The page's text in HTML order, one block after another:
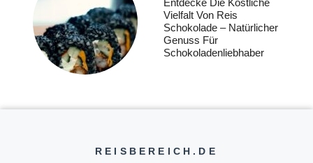
Vielfalt Von Reis
Schokolade – Natürlicher
Genuss Für
Schokoladenliebhaber
REISBEREICH.DE